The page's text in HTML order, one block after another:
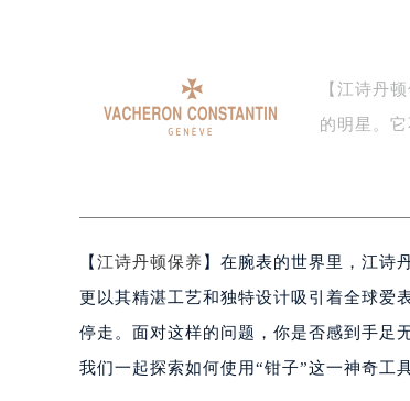
【江诗丹
的明星。
【 江诗丹顿保养 】在腕表的世界里，江诗
更以其精湛工艺和独特设计吸引着全球爱
停走。面对这样的问题，你是否感到手足
我们一起探索如何使用“钳子”这一神奇工